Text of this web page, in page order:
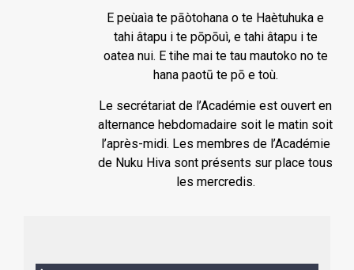
E peùaìa te pāòtohana o te Haètuhuka e
tahi âtapu i te pōpōuì, e tahi âtapu i te
oatea nui. E tihe mai te tau mautoko no te
hana paotū te pō e toù.
Le secrétariat de l’Académie est ouvert en
alternance hebdomadaire soit le matin soit
l’après-midi. Les membres de l’Académie
de Nuku Hiva sont présents sur place tous
les mercredis.